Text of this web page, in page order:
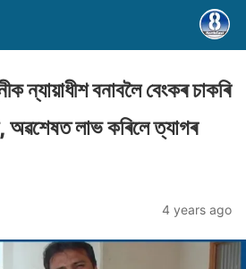
ন্যায়াধীশ বনাবলৈ বেংকৰ চাকৰি
অৱশেষত লাভ কৰিলে ত্যাগৰ
4 years ago